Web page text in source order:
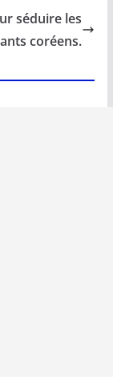
séduire les
coréens.